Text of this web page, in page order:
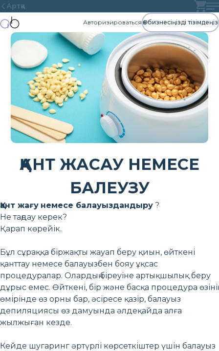
Артқа
Авторизироваться Өз бизнесіңізді тізімдеңіз
ҚАНТ ЖАСАУ НЕМЕСЕ
БАЛЕУЗУ
Қант жағу немесе балауыздандыру ?
Не таңдау керек?
Қарап көрейік.
Бұл сұраққа біржақты жауап беру қиын, өйткені
қанттау немесе балауызбен бояу ұқсас
процедуралар. Олардың біреуіне артықшылық беру
дұрыс емес. Өйткені, бір және басқа процедура өзінің
өмірінде өз орны бар, әсіресе қазір, балауыз
депиляциясы өз дамуында әлдеқайда алға
жылжыған кезде.
Кейде шугаринг әртүрлі көрсеткіштер үшін балауыз